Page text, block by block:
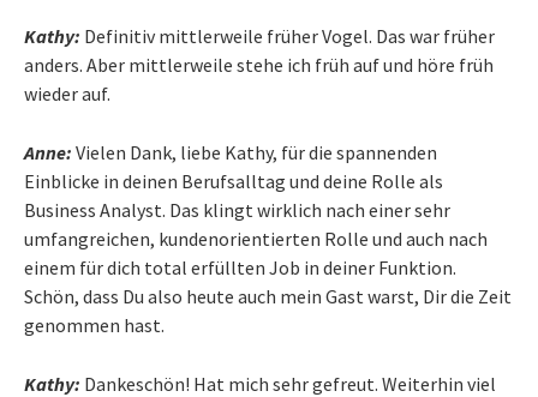
Kathy: Definitiv mittlerweile früher Vogel. Das war früher
anders. Aber mittlerweile stehe ich früh auf und höre früh
wieder auf.
Anne: Vielen Dank, liebe Kathy, für die spannenden
Einblicke in deinen Berufsalltag und deine Rolle als
Business Analyst. Das klingt wirklich nach einer sehr
umfangreichen, kundenorientierten Rolle und auch nach
einem für dich total erfüllten Job in deiner Funktion.
Schön, dass Du also heute auch mein Gast warst, Dir die Zeit
genommen hast.
Kathy: Dankeschön! Hat mich sehr gefreut. Weiterhin viel